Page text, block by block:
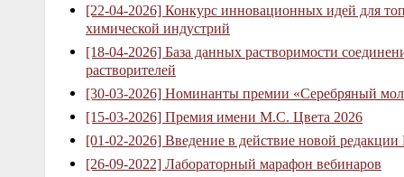
[22-04-2026] Конкурс инновационных идей для
химической индустрий
[18-04-2026] База данных растворимости
растворителей
[30-03-2026] Номинанты премии «Серебряный
[15-03-2026] Премия имени М.С. Цвета 2026
[01-02-2026] Введение в действие новой
[26-09-2022] Лабораторный марафон вебинаров